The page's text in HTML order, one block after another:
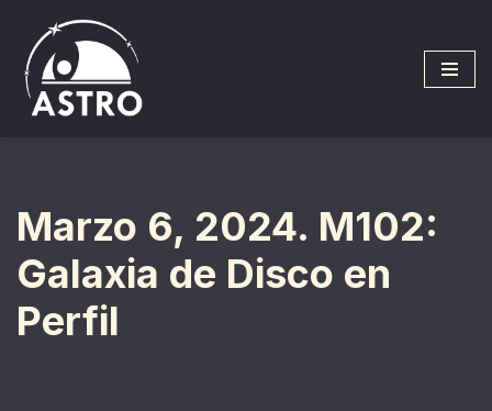
Saltar
al
contenido
Marzo 6, 2024. M102:
Galaxia de Disco en
Perfil